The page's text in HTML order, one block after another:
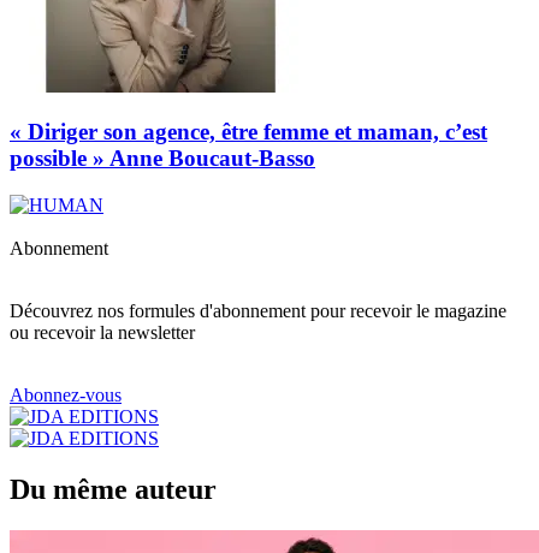
« Diriger son agence, être femme et maman, c’est
possible » Anne Boucaut-Basso
Abonnement
Découvrez nos formules d'abonnement pour recevoir le magazine
ou recevoir la newsletter
Abonnez-vous
Du même auteur